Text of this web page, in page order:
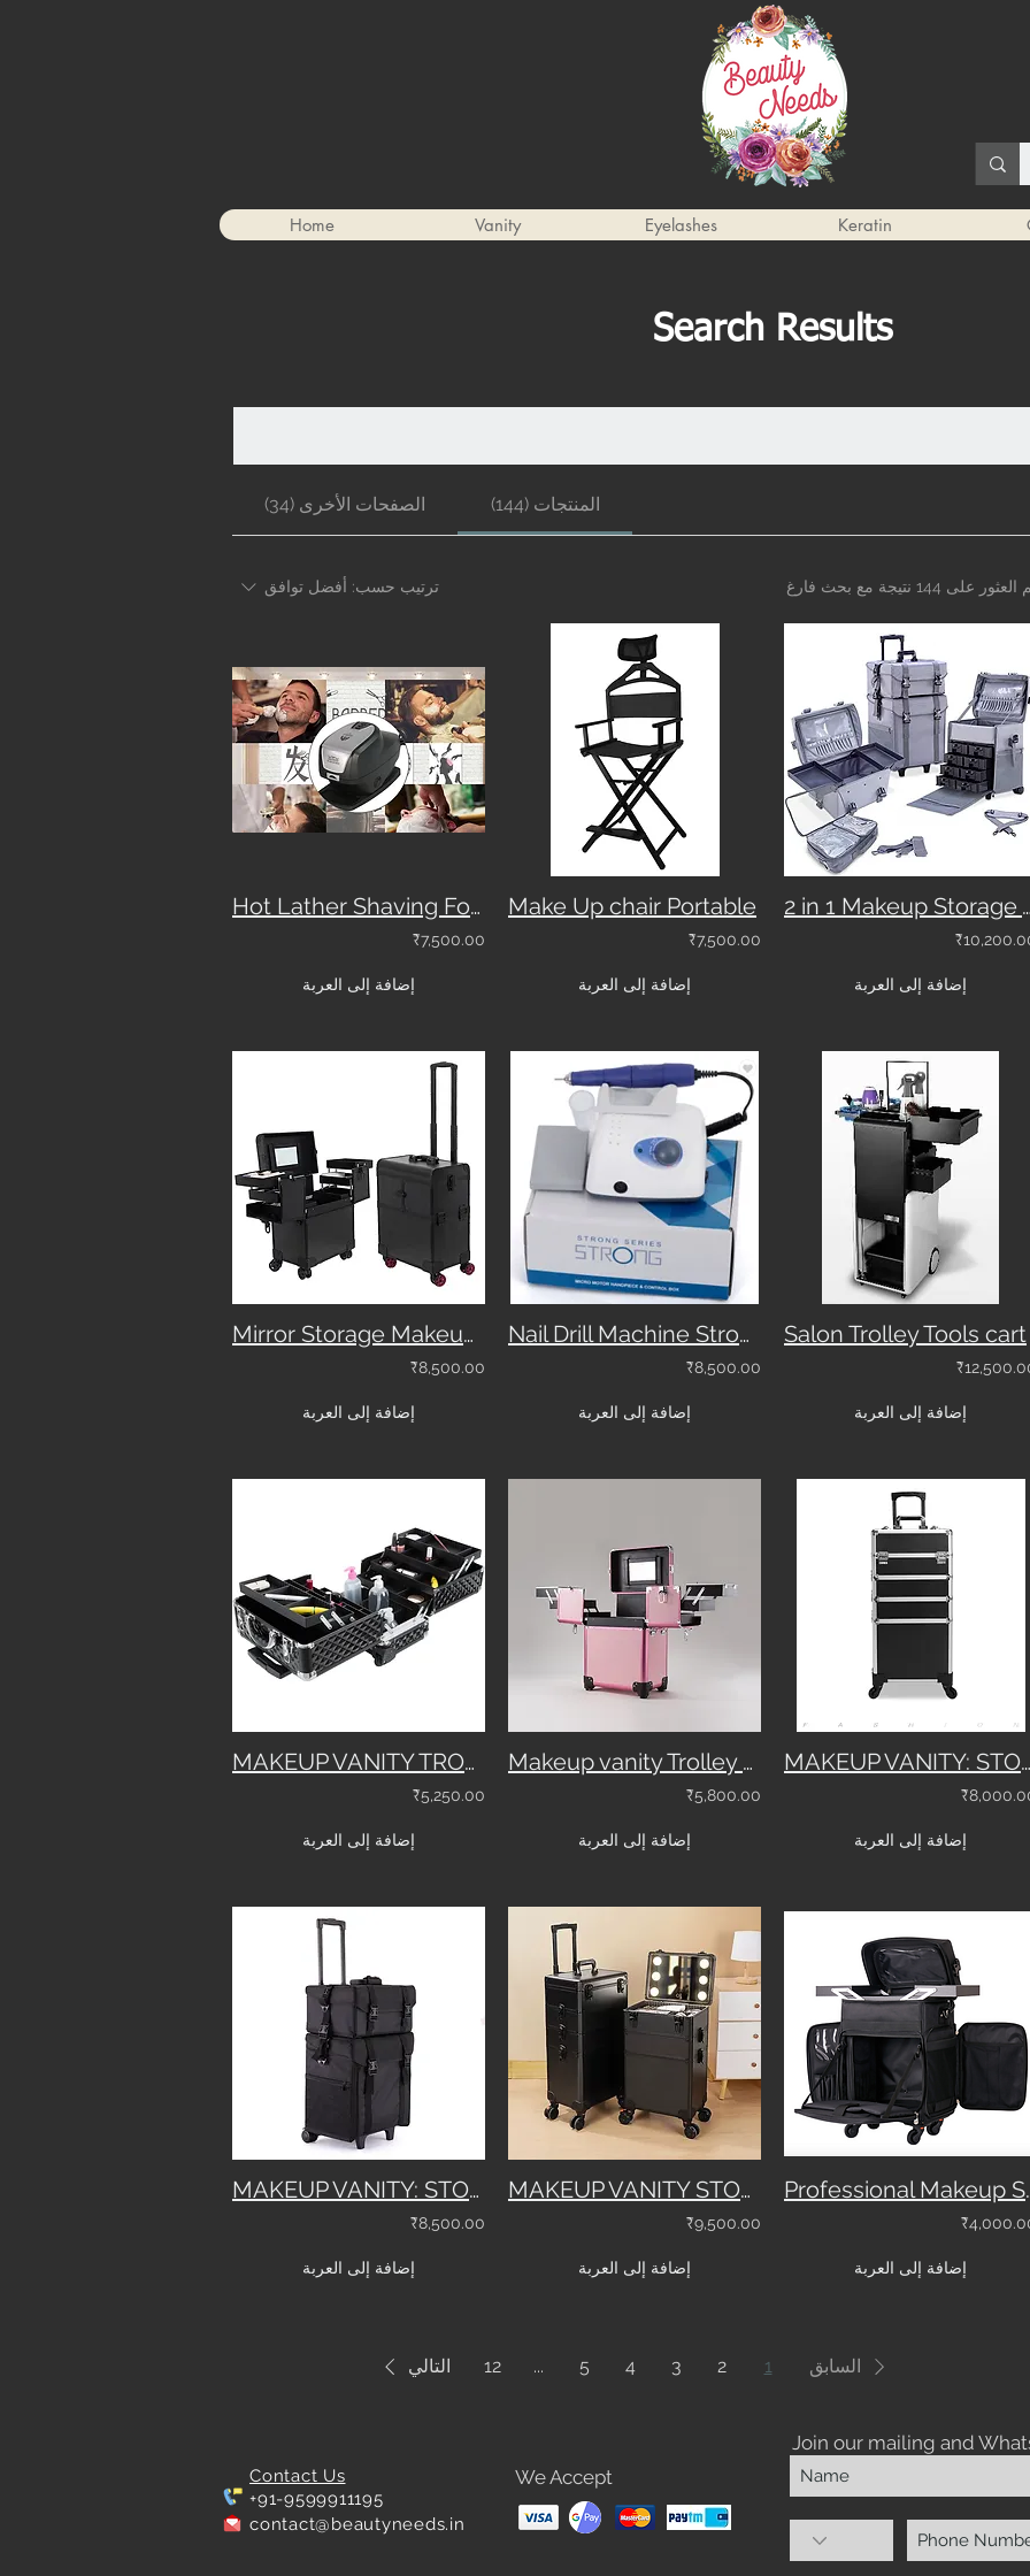
Home Vanity Eyelashes Keratin
Search Results
المنتجات (144) الصفحات الأخرى (34)
على 144 نتيجة مع بحث فارغ ترتيب حسب: أفضل توافق
2 in 1 Makeup Storage Vanity trolley with drawers Model HZ-06 (Grey)
إضافة إلى العربة
Make Up chair Portable
₹7,500.00
إضافة إلى العربة
Hot Lather Shaving Foam Machine
₹7,500.00
إضافة إلى العربة
Salon Trolley Tools cart
إضافة إلى العربة
Nail Drill Machine Strong 210
₹8,500.00
إضافة إلى العربة
Mirror Storage Makeup Vanity
₹8,500.00
إضافة إلى العربة
MAKEUP VANITY: STORAGE CASE WITH WHEELS - 3473
إضافة إلى العربة
Makeup vanity Trolley bag with Wheels - Model 3552
₹5,800.00
إضافة إلى العربة
MAKEUP VANITY TROLLEY CASE WITH 2 WHEELS - 3643
₹5,250.00
إضافة إلى العربة
Professional Makeup
إضافة إلى العربة
MAKEUP VANITY STORAGE CASE WITH MIRROR & LIGHTS - 3788
₹9,500.00
إضافة إلى العربة
MAKEUP VANITY: STORAGE VANITY HZB-06
₹8,500.00
إضافة إلى العربة
السابق 1
2
3
4
5
...
12 التالي
Contact Us
+91-9599911195
contact@beautyneeds.in
We Accept
Join our mailing and